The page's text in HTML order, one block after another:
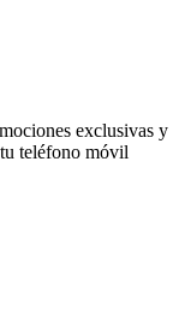
exclusivas y
teléfono móvil